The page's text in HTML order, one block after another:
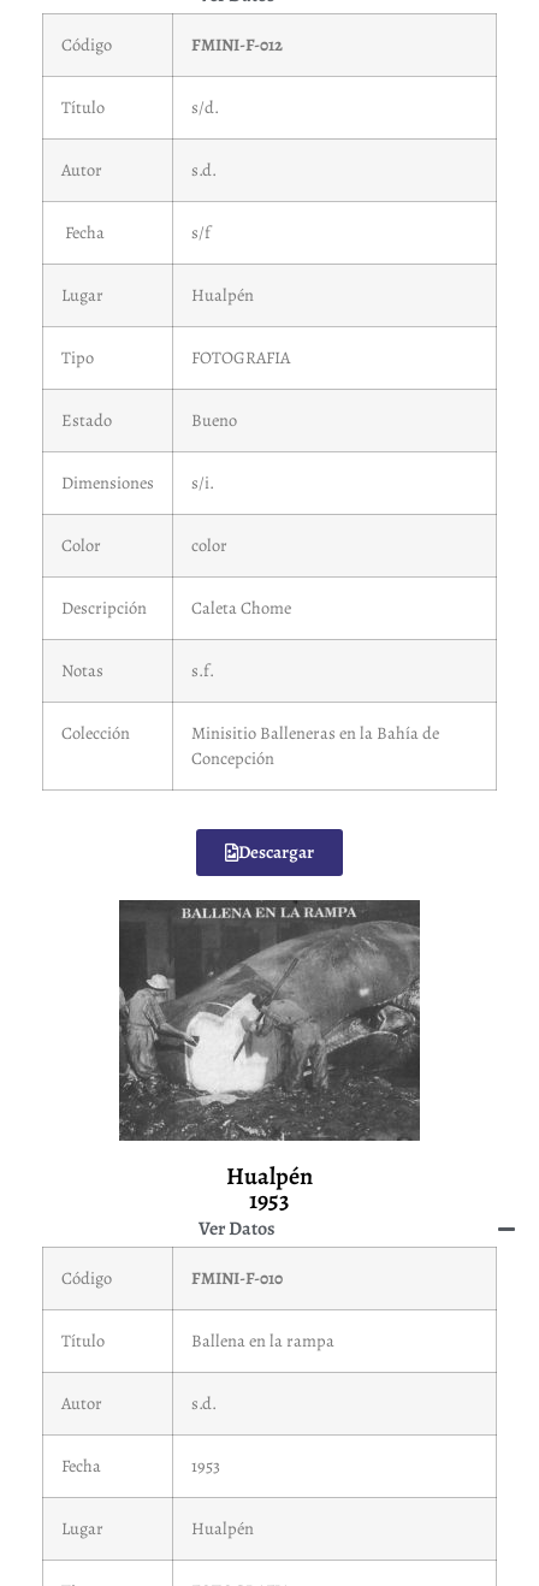
Código FMINI-F-012
Título s/d.
Autor s.d.
Fecha s/f
Lugar Hualpén
Tipo FOTOGRAFIA
Estado Bueno
Dimensiones s/i.
Color color
Descripción Caleta Chome
Notas s.f.
Colección
Minisitio Balleneras en la Bahía de
Concepción
Descargar
Hualpén
1953
Ver Datos
Código FMINI-F-010
Título Ballena en la rampa
Autor s.d.
Fecha 1953
Lugar Hualpén